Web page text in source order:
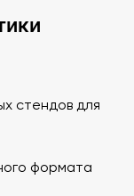
стендов для
формата